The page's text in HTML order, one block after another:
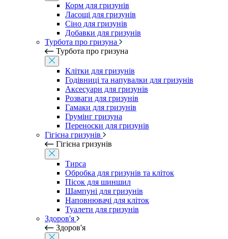
Корм для гризунів
Ласощі для гризунів
Сіно для гризунів
Добавки для гризунів
Турбота про гризуна
Турбота про гризуна
Клітки для гризунів
Годівниці та напувалки для гризунів
Аксесуари для гризунів
Розваги для гризунів
Гамаки для гризунів
Грумінг гризуна
Переноски для гризунів
Гігієна гризунів
Гігієна гризунів
Тирса
Обробка для гризунів та кліток
Пісок для шиншил
Шампуні для гризунів
Наповнювачі для кліток
Туалети для гризунів
Здоров'я
Здоров'я